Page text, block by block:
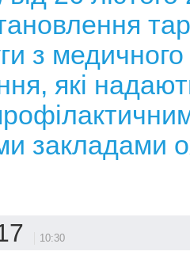
з медичного
які
закладами
10:30